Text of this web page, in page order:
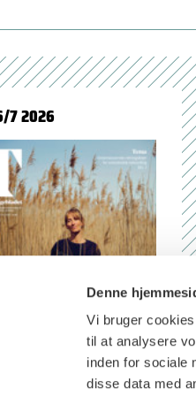
Denne
Vi bruger
til at analysere
inden for sociale
disse data med
7 2026